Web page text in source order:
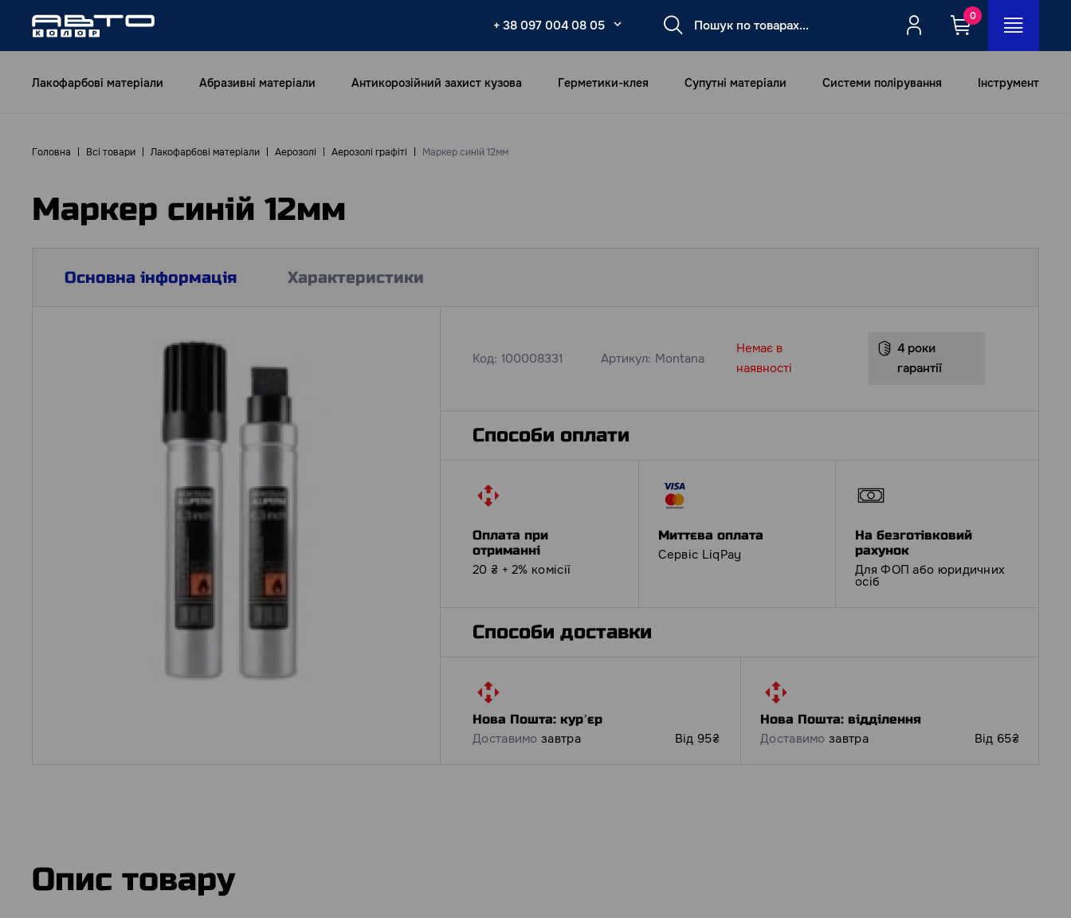
+ 38 097 004 08 05
0
Лакофарбові матеріали Абразивні матеріали Антикорозійний захист кузова Герметики-клея Супутні матеріали Системи полірування Інструмент
Головна Всі товари Лакофарбові матеріали Аерозолі Аерозолі графіті Маркер синій 12мм
Маркер синій 12мм
Основна інформація Характеристики
Код: 100008331 Артикул: Montana
Немає в
наявності
4 роки
гарантії
Способи оплати
Оплата при
отриманні
20 ₴ + 2% комісії
Миттєва оплата
Сервіс LiqPay
На безготівковий
рахунок
Для ФОП або юридичних
осіб
Способи доставки
Нова Пошта: курʼєр
Доставимо завтра Від 95₴
Нова Пошта: відділення
Доставимо завтра Від 65₴
Опис товару